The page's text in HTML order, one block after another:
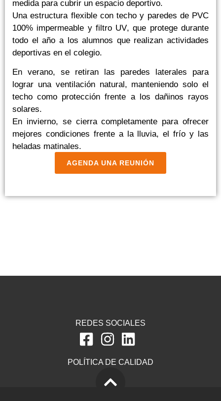
medida para cubrir un espacio deportivo.
Unaestructura flexiblecon techo y paredes de PVC
100% impermeable y filtro UV, que protege durante
todo el año a los alumnos que realizan actividades
deportivas en el colegio.
En verano, se retiran las paredes laterales para
lograr una ventilación natural, manteniendo solo el
techo como protección frente a los dañinos rayos
solares.
En invierno, se cierra completamente para ofrecer
mejores condiciones frente a la lluvia, el frío y las
heladas matinales.
AGENDA UNA REUNIÓN
REDES SOCIALES
POLÍTICA DE CALIDAD